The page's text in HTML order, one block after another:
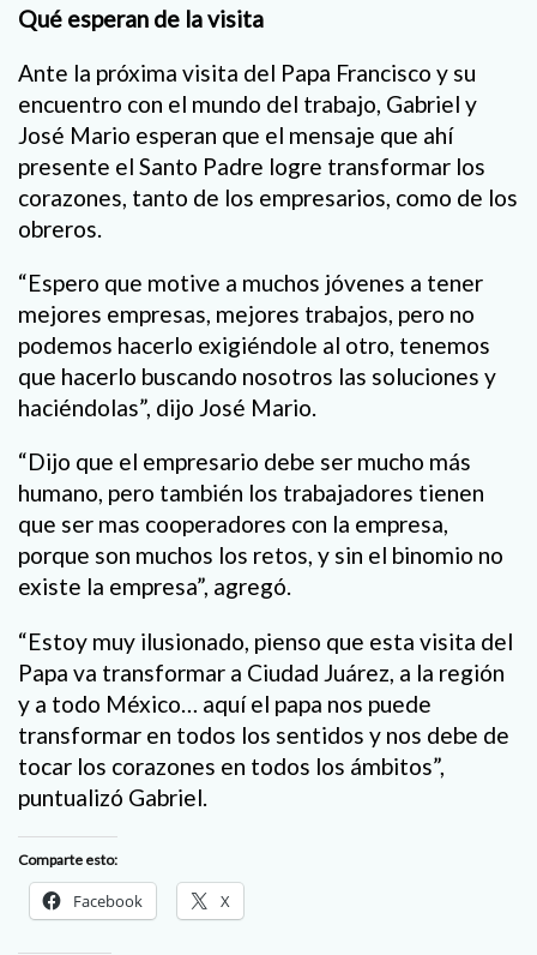
Qué esperan de la visita
Ante la próxima visita del Papa Francisco y su
encuentro con el mundo del trabajo, Gabriel y
José Mario esperan que el mensaje que ahí
presente el Santo Padre logre transformar los
corazones, tanto de los empresarios, como de los
obreros.
“Espero que motive a muchos jóvenes a tener
mejores empresas, mejores trabajos, pero no
podemos hacerlo exigiéndole al otro, tenemos
que hacerlo buscando nosotros las soluciones y
haciéndolas”, dijo José Mario.
“Dijo que el empresario debe ser mucho más
humano, pero también los trabajadores tienen
que ser mas cooperadores con la empresa,
porque son muchos los retos, y sin el binomio no
existe la empresa”, agregó.
“Estoy muy ilusionado, pienso que esta visita del
Papa va transformar a Ciudad Juárez, a la región
y a todo México… aquí el papa nos puede
transformar en todos los sentidos y nos debe de
tocar los corazones en todos los ámbitos”,
puntualizó Gabriel.
Comparte esto:
Facebook X